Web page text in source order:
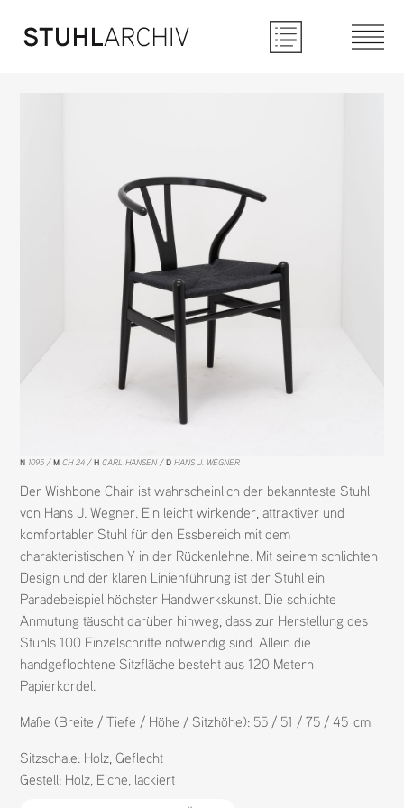
N 1095 M CH 24 H CARL HANSEN D HANS J. WEGNER
Der Wishbone Chair ist wahrscheinlich der bekannteste Stuhl
von Hans J. Wegner. Ein leicht wirkender, attraktiver und
komfortabler Stuhl für den Essbereich mit dem
charakteristischen Y in der Rückenlehne. Mit seinem schlichten
Design und der klaren Linienführung ist der Stuhl ein
Paradebeispiel höchster Handwerkskunst. Die schlichte
Anmutung täuscht darüber hinweg, dass zur Herstellung des
Stuhls 100 Einzelschritte notwendig sind. Allein die
handgeflochtene Sitzfläche besteht aus 120 Metern
Papierkordel.
Maße (Breite / Tiefe / Höhe / Sitzhöhe): 55 / 51 / 75 / 45 cm
Sitzschale: Holz,Geflecht
Gestell: Holz, Eiche, lackiert